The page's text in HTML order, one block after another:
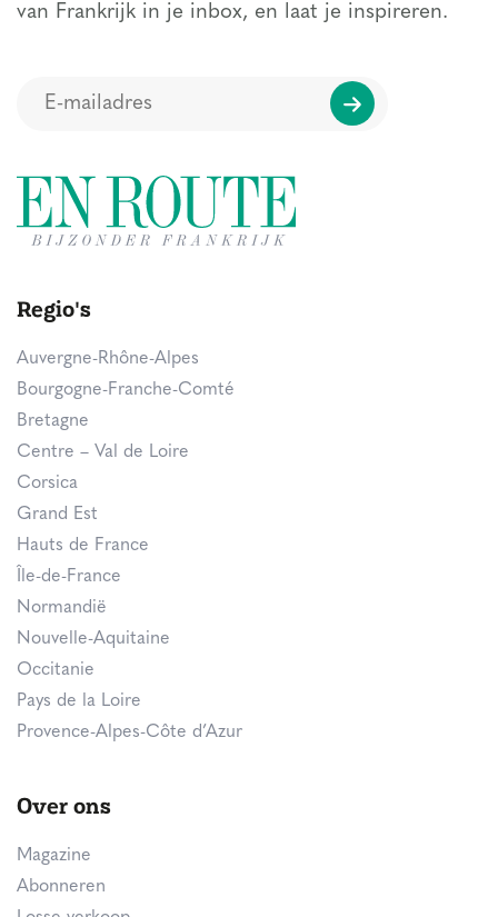
van Frankrijk in je inbox, en laat je inspireren.
Regio's
Auvergne-Rhône-Alpes
Bourgogne-Franche-Comté
Bretagne
Centre – Val de Loire
Corsica
Grand Est
Hauts de France
Île-de-France
Normandië
Nouvelle-Aquitaine
Occitanie
Pays de la Loire
Provence-Alpes-Côte d’Azur
Over ons
Magazine
Abonneren